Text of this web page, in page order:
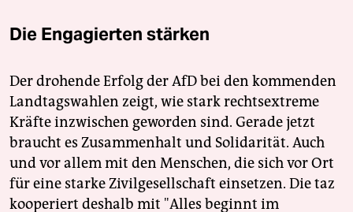
Die Engagierten stärken
Der drohende Erfolg der AfD bei den kommenden
Landtagswahlen zeigt, wie stark rechtsextreme
Kräfte inzwischen geworden sind. Gerade jetzt
braucht es Zusammenhalt und Solidarität. Auch
und vor allem mit den Menschen, die sich vor Ort
für eine starke Zivilgesellschaft einsetzen. Die taz
kooperiert deshalb mit "Alles beginnt im